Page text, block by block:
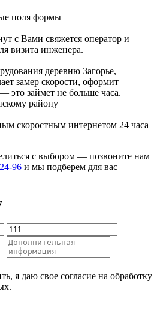
поля формы
с Вами свяжется оператор и
визита инженера.
деревню Загорье,
замер скорости, оформит
это займет не больше часа.
району
скоростным интернетом 24 часа
с выбором — позвоните нам
96 и мы подберем для вас
я даю свое согласие на обработку